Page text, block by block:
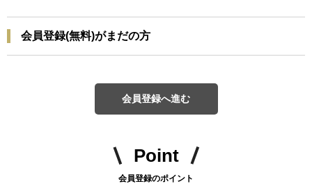
会員登録(無料)がまだの方
会員登録へ進む
Point
会員登録のポイント